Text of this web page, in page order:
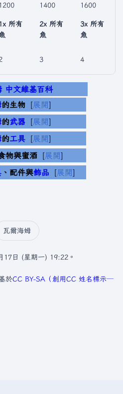
1200 1400 1600
1x 所有
2x 所有
魚
3x 所有
魚
3 4
中文維基百科
的生物
展開
的武器
展開
的工具
展開
物與蜜酒
展開
、配件與飾品 展開
瓦爾海姆
17日 (星期一) 19:22。
於CC BY-SA（創用CC 姓名標示─